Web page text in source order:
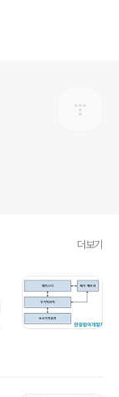
더보기